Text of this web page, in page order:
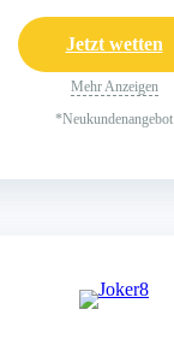
Jetzt wetten
Mehr Anzeigen
*Neukundenangebot